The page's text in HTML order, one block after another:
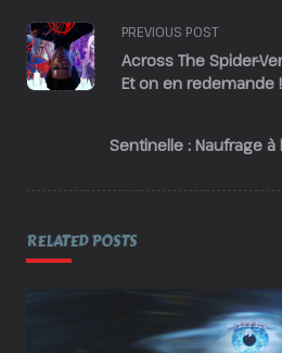
<span
class="nav-
subtitle
text">Page</span>
PREVIOUS POST
Across The Spider-
Et on en redemande !
Sentinelle : Naufrage à
RELATED POSTS